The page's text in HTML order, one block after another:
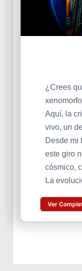
¿Crees
Aquí, la
vivo, un
Desde mi
este giro
cósmico,
La
Ver